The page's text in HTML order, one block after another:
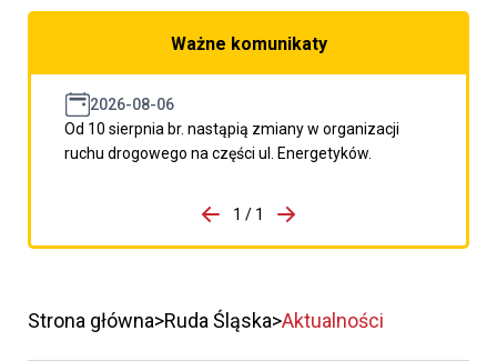
Ważne komunikaty
2026-08-06
Od 10 sierpnia br. nastąpią zmiany w organizacji
ruchu drogowego na części ul. Energetyków.
porzpedniego komunikatu
1 / 1
Przejdź do następnego
Strona główna Ruda Śląska Aktualności